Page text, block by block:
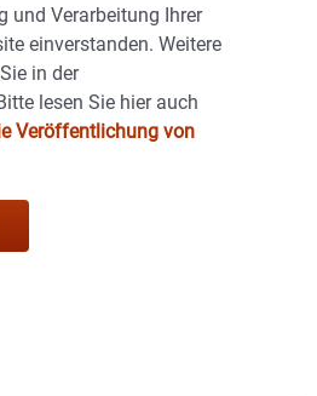
und Verarbeitung Ihrer
einverstanden. Weitere
in der
lesen Sie hier auch
Veröffentlichung von